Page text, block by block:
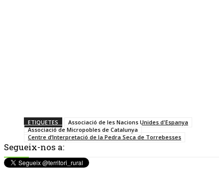
ETIQUETES
Associació de les Nacions Unides d'Espanya
Associació de Micropobles de Catalunya
Centre d’Interpretació de la Pedra Seca de Torrebesses
Segueix-nos a: